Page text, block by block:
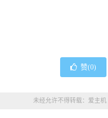
赞(0)
未经允许不得转载： 爱主机